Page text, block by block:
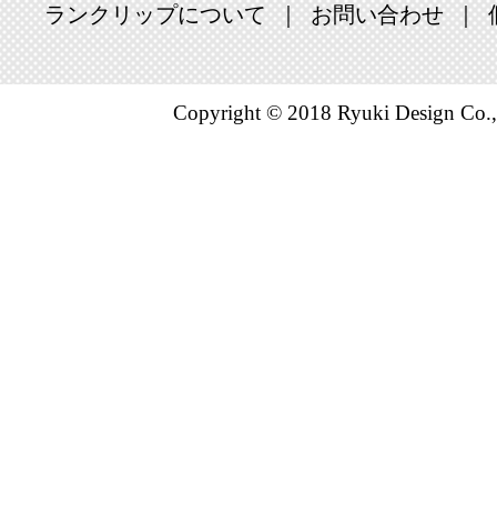
ランクリップについて お問い合わせ
Copyright © 2018 Ryuki Design